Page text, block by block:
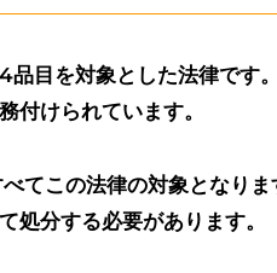
目を対象とした法律です
付けられています。
てこの法律の対象となりま
処分する必要があります。